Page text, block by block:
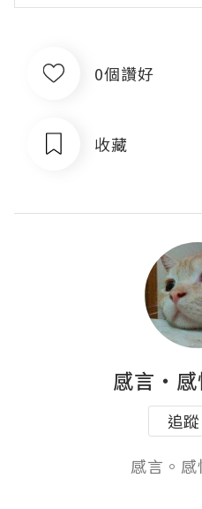
0個讚好
收藏
感言‧
追蹤
感言。